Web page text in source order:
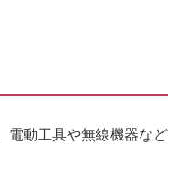
電動工具や無線機器など